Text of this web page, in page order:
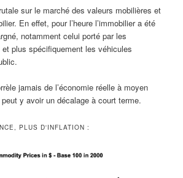
sur le marché des valeurs mobilières et
En effet, pour l’heure l’immobilier a été
notamment celui porté par les
plus spécifiquement les véhicules
jamais de l’économie réelle à moyen
y avoir un décalage à court terme.
PLUS D'INFLATION :